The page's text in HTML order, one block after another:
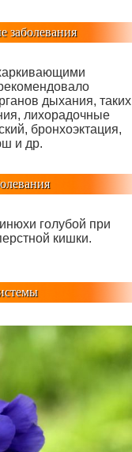
заболевания
дыхания, таких
лихорадочные
бронхоэктация,
и др.
голубой при
кишки.